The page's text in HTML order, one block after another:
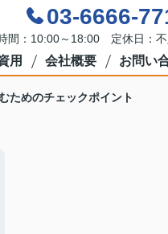
03-6666-
間：10:00～18:00 定休日：
用 会社概要 お問い
ためのチェックポイント